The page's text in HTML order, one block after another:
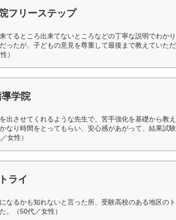
フリーステップ
てるところ出来てないところなどの丁寧な説明でわか
ったが、子どもの意見を尊重して最後まで教えていた
）
学院
出させてくれるような先生で、苦手強化を基礎から教
なり時間をとってもらい、安心感があがって、結果試
女性）
ライ
なるかも知れないと言った所、受験高校のある地区の
。（50代／女性）